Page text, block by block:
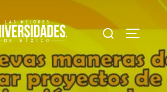
Buscar: